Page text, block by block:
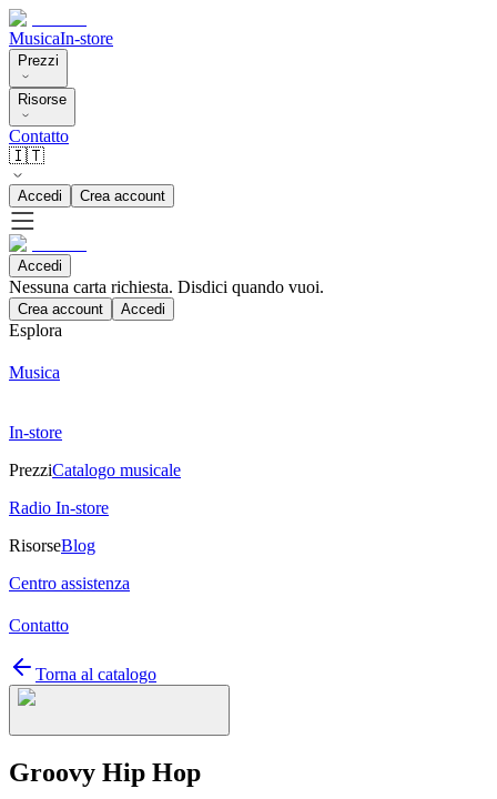
MusicaIn-store
Prezzi
Risorse
Contatto
🇮🇹
Accedi Crea account
Accedi
Nessuna carta richiesta. Disdici quando vuoi.
Crea account Accedi
Esplora
Musica
In-store
PrezziCatalogo musicale
Radio In-store
RisorseBlog
Centro assistenza
Contatto
Torna al catalogo
Groovy Hip Hop